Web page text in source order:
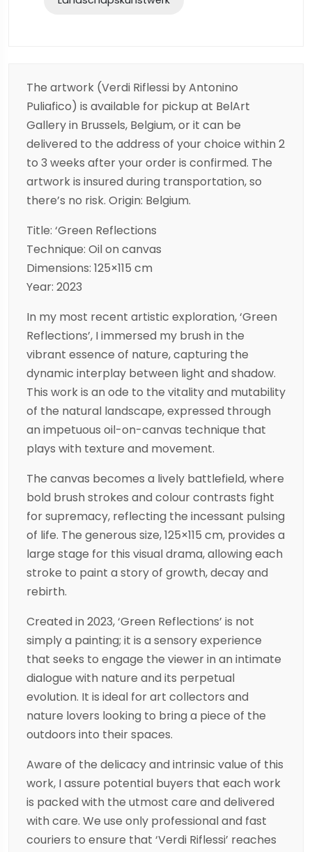
The artwork (Verdi Riflessi by Antonino
Puliafico) is available for pickup at BelArt
Gallery in Brussels, Belgium, or it can be
delivered to the address of your choice within 2
to 3 weeks after your order is confirmed. The
artwork is insured during transportation, so
there’s no risk. Origin: Belgium.
Title: ‘Green Reflections
Technique: Oil on canvas
Dimensions: 125×115 cm
Year: 2023
In my most recent artistic exploration, ‘Green
Reflections’, I immersed my brush in the
vibrant essence of nature, capturing the
dynamic interplay between light and shadow.
This work is an ode to the vitality and mutability
of the natural landscape, expressed through
an impetuous oil-on-canvas technique that
plays with texture and movement.
The canvas becomes a lively battlefield, where
bold brush strokes and colour contrasts fight
for supremacy, reflecting the incessant pulsing
of life. The generous size, 125×115 cm, provides a
large stage for this visual drama, allowing each
stroke to paint a story of growth, decay and
rebirth.
Created in 2023, ‘Green Reflections’ is not
simply a painting; it is a sensory experience
that seeks to engage the viewer in an intimate
dialogue with nature and its perpetual
evolution. It is ideal for art collectors and
nature lovers looking to bring a piece of the
outdoors into their spaces.
Aware of the delicacy and intrinsic value of this
work, I assure potential buyers that each work
is packed with the utmost care and delivered
with care. We use only professional and fast
couriers to ensure that ‘Verdi Riflessi’ reaches